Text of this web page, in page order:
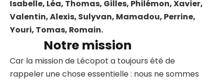
Isabelle, Léa, Thomas, Gilles, Philémon, Xavier,
Valentin, Alexis, Sulyvan, Mamadou, Perrine,
Youri, Tomas, Romain.
Notre mission
Car la mission de Lécopot a toujours été de
rappeler une chose essentielle : nous ne sommes